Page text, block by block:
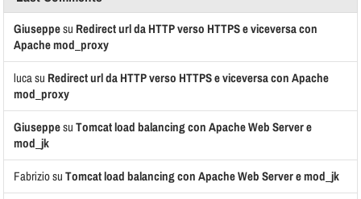
Giuseppesu Redirect url da HTTP verso HTTPS e viceversa con
Apache mod_proxy
luca su Redirect url da HTTP verso HTTPS e viceversa con Apache
mod_proxy
GiuseppesuTomcat load balancing con Apache Web Server e
mod_jk
FabriziosuTomcat load balancing con Apache Web Server e mod_jk